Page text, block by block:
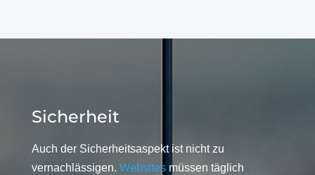
Sicherheit
Auch der Sicherheitsaspekt ist nicht zu
vernachlässigen. Websitesmüssen täglich